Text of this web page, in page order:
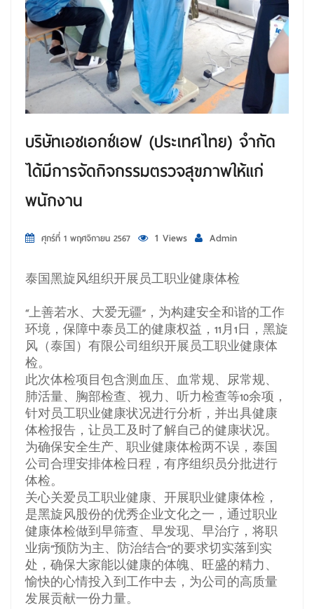
บริษัทเอชเอกซ์เอฟ (ประเทศไทย) จำกัด
ได้มีการจัดกิจกรรมตรวจสุขภาพให้แก่
พนักงาน
ศุกร์ที่ 1 พฤศจิกายน 2567 1 Views Admin
泰国黑旋风组织开展员工职业健康体检
“上善若水、大爱无疆”，为构建安全和谐的工作
环境，保障中泰员工的健康权益，11月1日，黑旋
风（泰国）有限公司组织开展员工职业健康体
检。
此次体检项目包含测血压、血常规、尿常规、
肺活量、胸部检查、视力、听力检查等10余项，
针对员工职业健康状况进行分析，并出具健康
体检报告，让员工及时了解自己的健康状况。
为确保安全生产、职业健康体检两不误，泰国
公司合理安排体检日程，有序组织员分批进行
体检。
关心关爱员工职业健康、开展职业健康体检，
是黑旋风股份的优秀企业文化之一，通过职业
健康体检做到早筛查、早发现、早治疗，将职
业病“预防为主、防治结合”的要求切实落到实
处，确保大家能以健康的体魄、旺盛的精力、
愉快的心情投入到工作中去，为公司的高质量
发展贡献一份力量。